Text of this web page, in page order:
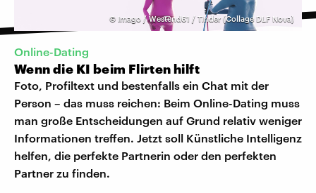
© Imago / Westend61 / Tinder (Collage DLF Nova)
Online-Dating
Wenn die KI beim Flirten hilft
Foto, Profiltext und bestenfalls ein Chat mit der
Person – das muss reichen: Beim Online-Dating muss
man große Entscheidungen auf Grund relativ weniger
Informationen treffen. Jetzt soll Künstliche Intelligenz
helfen, die perfekte Partnerin oder den perfekten
Partner zu finden.